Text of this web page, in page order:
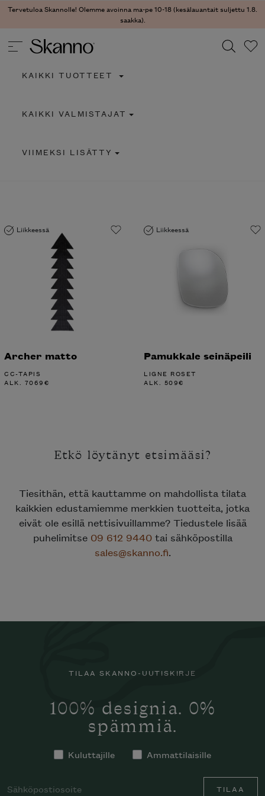
Tervetuloa Skannolle! Olemme avoinna ma-pe 10-18 (kesälauantait suljettu 1.8.
saakka).
Type 2 or more characters for results.
KAIKKI TUOTTEET
KAIKKI VALMISTAJAT
VIIMEKSI LISÄTTY
Liikkeessä
Archer matto
CC-TAPIS
ALK. 7069€
Liikkeessä
Pamukkale seinäpeili
LIGNE ROSET
ALK. 509€
Etkö löytänyt etsimääsi?
Tiesithän, että kauttamme on mahdollista tilata
kaikkien edustamiemme merkkien tuotteita, jotka
eivät ole esillä nettisivuillamme? Tiedustele lisää
puhelimitse 09 612 9440tai sähköpostilla
sales@skanno.fi.
TILAA SKANNO-UUTISKIRJE
100% designia. 0%
spämmiä.
Kuluttajille Ammattilaisille
TILAA